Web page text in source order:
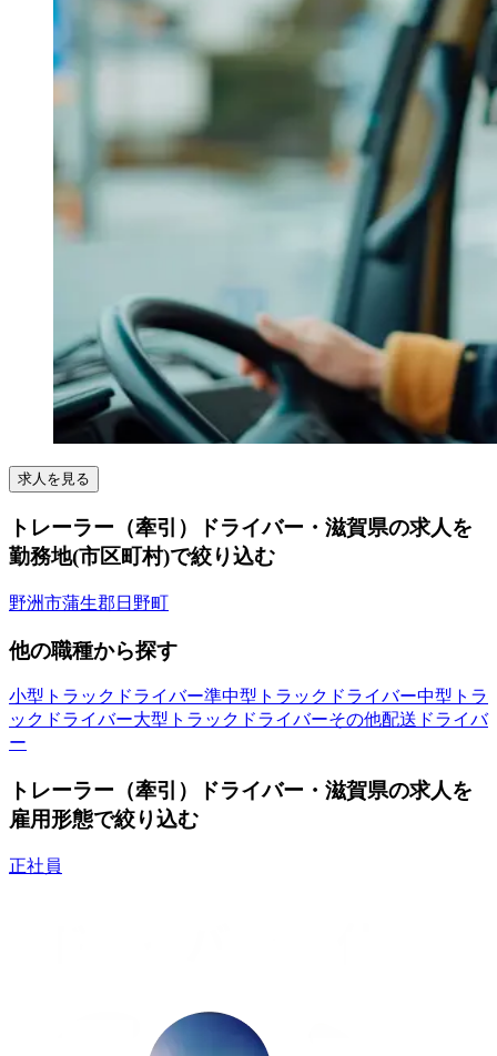
求人を見る
トレーラー（牽引）ドライバー・滋賀県の求人を
勤務地(市区町村)で絞り込む
野洲市蒲生郡日野町
他の職種から探す
小型トラックドライバー準中型トラックドライバー中型トラ
ックドライバー大型トラックドライバーその他配送ドライバ
ー
トレーラー（牽引）ドライバー・滋賀県の求人を
雇用形態で絞り込む
正社員